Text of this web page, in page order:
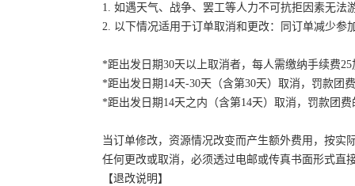
1. 如遇天气、战争、罢工等人力不可抗拒因素无
2. 以下情况适用于订单取消和更改：同订单减少
*距出发日期30天以上取消者，每人需缴纳手续费
*距出发日期14天-30天（含第30天）取消，罚款团
*距出发日期14天之内（含第14天）取消，罚款团费
当订单修改，资源情况改变而产生额外费用，按实
任何更改或取消，必须透过电邮或传真书面形式直
【退改说明】